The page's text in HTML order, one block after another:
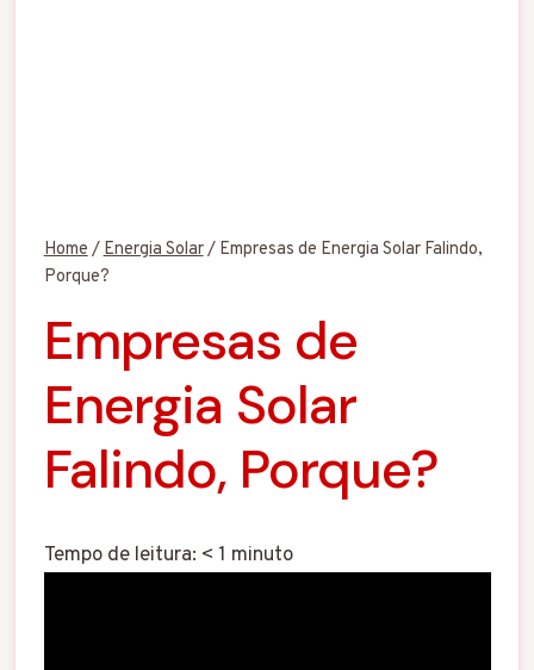
Home/Energia Solar/ Empresas de Energia Solar Falindo,
Porque?
Empresas de
Energia Solar
Falindo, Porque?
Tempo de leitura: < 1 minuto